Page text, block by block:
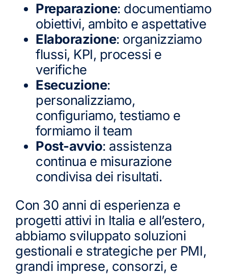
Preparazione: documentiamo
obiettivi, ambito e aspettative
Elaborazione: organizziamo
flussi, KPI, processi e
verifiche
Esecuzione:
personalizziamo,
configuriamo, testiamo e
formiamo il team
Post-avvio: assistenza
continua e misurazione
condivisa dei risultati.
Con 30 anni di esperienza e
progetti attivi in Italia e all’estero,
abbiamo sviluppato soluzioni
gestionali e strategiche per PMI,
grandi imprese, consorzi, e